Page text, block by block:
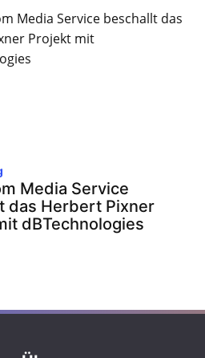
Media Service
das Herbert Pixner
dBTechnologies